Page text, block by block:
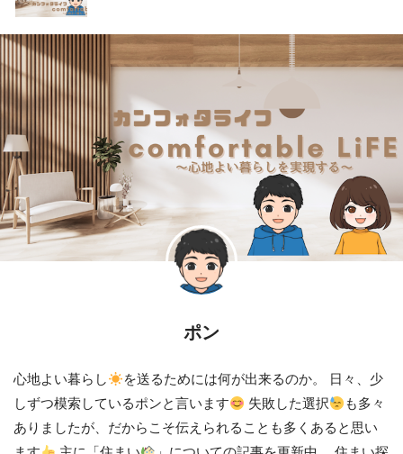
ポン
心地よい暮らし
を送るためには何が出来るのか。 日々、少
しずつ模索しているポンと言います
失敗した選択
も多々
ありましたが、だからこそ伝えられることも多くあると思い